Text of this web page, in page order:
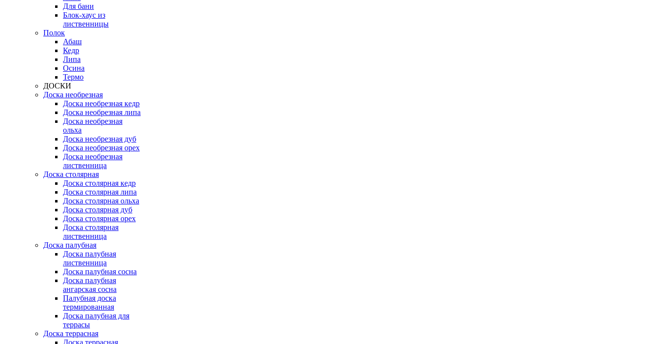
Для бани
Блок-хаус из
лиственницы
Полок
Абаш
Кедр
Липа
Осина
Термо
ДОСКИ
Доска необрезная
Доска необрезная кедр
Доска необрезная липа
Доска необрезная
ольха
Доска необрезная дуб
Доска необрезная орех
Доска необрезная
лиственница
Доска столярная
Доска столярная кедр
Доска столярная липа
Доска столярная ольха
Доска столярная дуб
Доска столярная орех
Доска столярная
лиственница
Доска палубная
Доска палубная
лиственница
Доска палубная сосна
Доска палубная
ангарская сосна
Палубная доска
термированная
Доска палубная для
террасы
Доска террасная
Доска террасная